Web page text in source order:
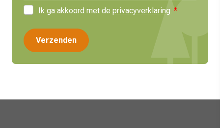
Ik ga akkoord met de privacyverklaring.